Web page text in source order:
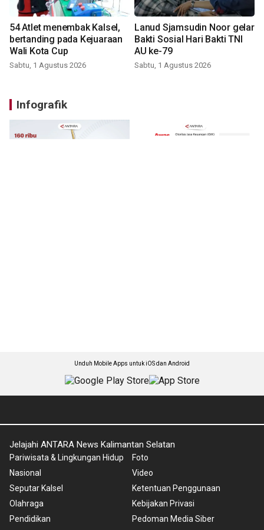
54 Atlet menembak Kalsel,
bertanding pada Kejuaraan
Wali Kota Cup
Sabtu, 1 Agustus 2026
Lanud Sjamsudin Noor gelar
Bakti Sosial Hari Bakti TNI
AU ke-79
Sabtu, 1 Agustus 2026
Infografik
Unduh Mobile Apps untuk iOS dan Android
Jelajahi ANTARA News Kalimantan Selatan
Pariwisata & Lingkungan Hidup
Nasional
Seputar Kalsel
Olahraga
Pendidikan
Foto
Video
Ketentuan Penggunaan
Kebijakan Privasi
Pedoman Media Siber